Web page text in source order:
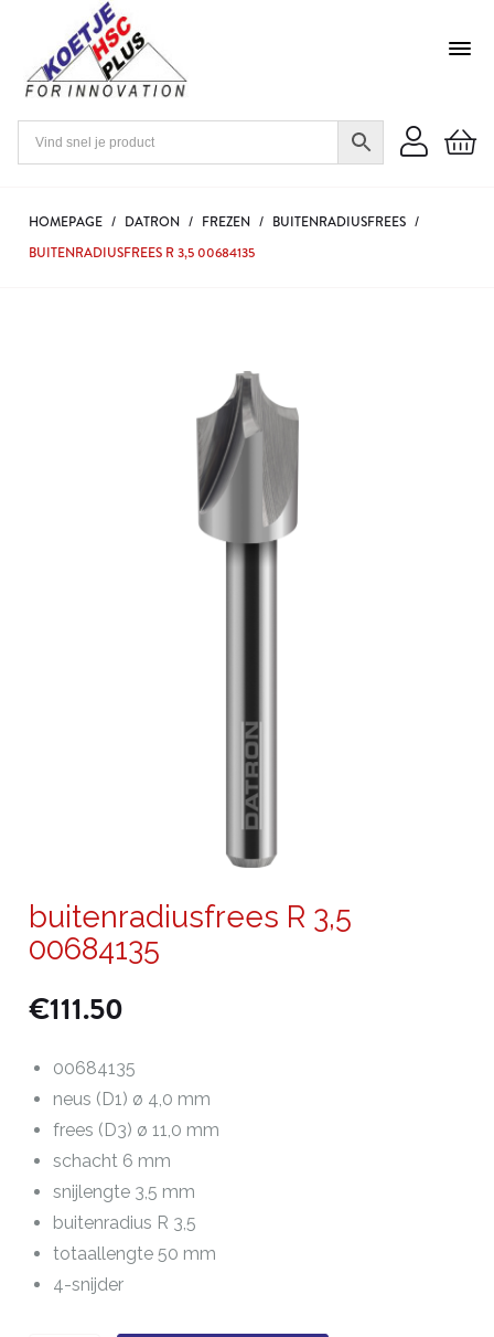
HOMEPAGE / DATRON / FREZEN / BUITENRADIUSFREES /
BUITENRADIUSFREES R 3,5 00684135
buitenradiusfrees R 3,5
00684135
€111.50
00684135
neus (D1) ø 4,0 mm
frees (D3) ø 11,0 mm
schacht 6 mm
snijlengte 3,5 mm
buitenradius R 3,5
totaallengte 50 mm
4-snijder